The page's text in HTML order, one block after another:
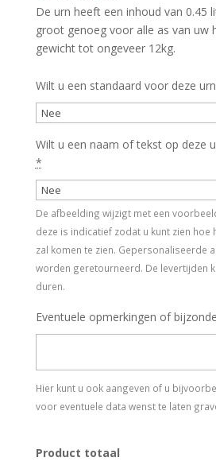
De urn heeft een inhoud van 0.45
groot genoeg voor alle as van uw
gewicht tot ongeveer 12kg.
Wilt u een standaard voor deze
Wilt u een naam of tekst op deze
*
De afbeelding wijzigt met een
deze is indicatief zodat u kunt zien hoe
zal komen te zien. Gepersonaliseerde
worden geretourneerd. De levertijden
duren.
Eventuele opmerkingen of
Hier kunt u ook aangeven of u
voor eventuele data wenst te laten
Product totaal